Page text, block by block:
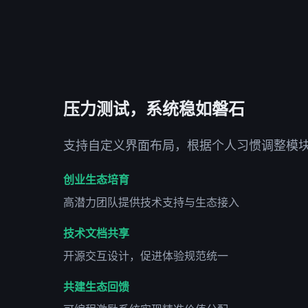
压力测试，系统稳如磐石
支持自定义界面布局，根据个人习惯调整模
创业生态培育
高潜力团队提供技术支持与生态接入
技术文档共享
开源交互设计，促进体验规范统一
共建生态回馈